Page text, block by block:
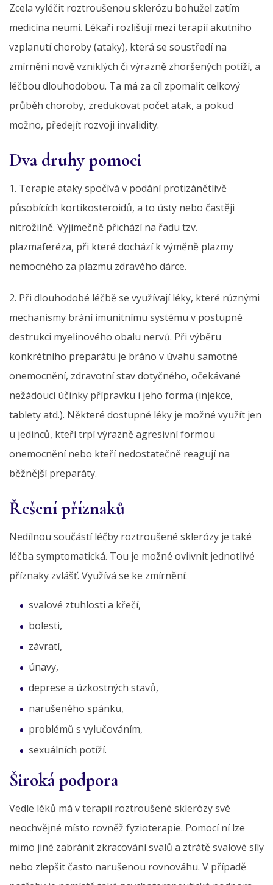
Zcela vyléčit roztroušenou sklerózu bohužel zatím
medicína neumí. Lékaři rozlišují mezi terapií akutního
vzplanutí choroby (ataky), která se soustředí na
zmírnění nově vzniklých či výrazně zhoršených potíží, a
léčbou dlouhodobou. Ta má za cíl zpomalit celkový
průběh choroby, zredukovat počet atak, a pokud
možno, předejít rozvoji invalidity.
Dva druhy pomoci
1. Terapie ataky spočívá v podání protizánětlivě
působících kortikosteroidů, a to ústy nebo častěji
nitrožilně. Výjimečně přichází na řadu tzv.
plazmaferéza, při které dochází k výměně plazmy
nemocného za plazmu zdravého dárce.
2. Při dlouhodobé léčbě se využívají léky, které různými
mechanismy brání imunitnímu systému v postupné
destrukci myelinového obalu nervů. Při výběru
konkrétního preparátu je bráno v úvahu samotné
onemocnění, zdravotní stav dotyčného, očekávané
nežádoucí účinky přípravku i jeho forma (injekce,
tablety atd.). Některé dostupné léky je možné využít jen
u jedinců, kteří trpí výrazně agresivní formou
onemocnění nebo kteří nedostatečně reagují na
běžnější preparáty.
Řešení příznaků
Nedílnou součástí léčby roztroušené sklerózy je také
léčba symptomatická. Tou je možné ovlivnit jednotlivé
příznaky zvlášť. Využívá se ke zmírnění:
svalové ztuhlosti a křečí,
bolesti,
závratí,
únavy,
deprese a úzkostných stavů,
narušeného spánku,
problémů s vylučováním,
sexuálních potíží.
Široká podpora
Vedle léků má v terapii roztroušené sklerózy své
neochvějné místo rovněž fyzioterapie. Pomocí ní lze
mimo jiné zabránit zkracování svalů a ztrátě svalové síly
nebo zlepšit často narušenou rovnováhu. V případě